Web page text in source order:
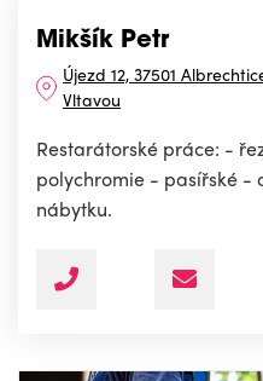
Mikšík Petr
Újezd 12, 37501
Vltavou
Restarátorské práce: -
polychromie - pasířské -
nábytku.